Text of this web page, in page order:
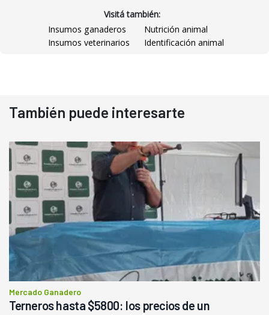
Visitá también:
Insumos ganaderos
Nutrición animal
Insumos veterinarios
Identificación animal
También puede interesarte
Mercado Ganadero
Terneros hasta $5800: los precios de un